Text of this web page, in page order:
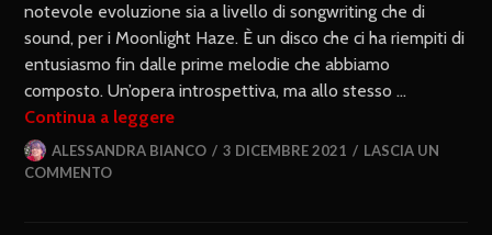
notevole evoluzione sia a livello di songwriting che di
sound, per i Moonlight Haze. È un disco che ci ha riempiti di
entusiasmo fin dalle prime melodie che abbiamo
composto. Un’opera introspettiva, ma allo stesso …
Continua a leggere
ALESSANDRA BIANCO 3 DICEMBRE 2021
LASCIA UN
COMMENTO